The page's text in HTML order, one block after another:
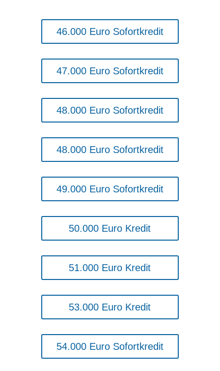
46.000 Euro Sofortkredit
47.000 Euro Sofortkredit
48.000 Euro Sofortkredit
48.000 Euro Sofortkredit
49.000 Euro Sofortkredit
50.000 Euro Kredit
51.000 Euro Kredit
53.000 Euro Kredit
54.000 Euro Sofortkredit